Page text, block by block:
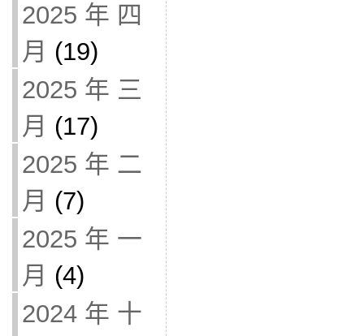
2025 年 四
月 (19)
2025 年 三
月 (17)
2025 年 二
月 (7)
2025 年 一
月 (4)
2024 年 十